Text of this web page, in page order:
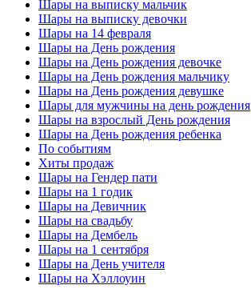
Шары на выписку мальчик
Шары на выписку девочки
Шары на 14 февраля
Шары на День рождения
Шары на День рождения девочке
Шары на День рождения мальчику
Шары на День рождения девушке
Шары для мужчины на день рождения
Шары на взрослый День рождения
Шары на День рождения ребенка
По событиям
Хиты продаж
Шары на Гендер пати
Шары на 1 годик
Шары на Девичник
Шары на свадьбу
Шары на Дембель
Шары на 1 сентября
Шары на День учителя
Шары на Хэллоуин